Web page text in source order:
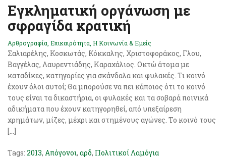
Εγκληματική οργάνωση με
σφραγίδα κρατική
Αρθρογραφία Επικαιρότητα Η Κοινωνία & Εμείς
Σαλιαρέλης, Κοσκωτάς, Κόκκαλης, Χριστοφοράκος, Γλου,
Βαγγέλας, Λαυρεντιάδης, Καραχάλιος. Οκτώ άτομα με
καταδίκες, κατηγορίες για σκάνδαλα και φυλακές. Τι κοινό
έχουν όλοι αυτοί; Θα μπορούσε να πει κάποιος ότι το κοινό
τους είναι τα δικαστήρια, οι φυλακές και τα σοβαρά ποινικά
αδικήματα που έχουν κατηγορηθεί, από υπεξαίρεση
χρημάτων, μίζες, μέχρι και στημένους αγώνες. Το κοινό τους
[…]
Tags: 2013, Απόγονοι, αρδ, Πολιτικοί Λαμόγια